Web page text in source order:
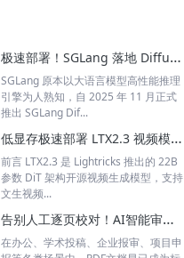
极速部署！SGLang 落地 Diffusers 图像生成模型全教程
SGLang 原本以大语言模型高性能推理
引擎为人熟知，自 2025 年 11 月正式
推出 SGLang Dif...
低显存极速部署 LTX2.3 视频模型｜BBuf ltx23-modelopt-fp8-sglang-transformer 完整解析
前言 LTX2.3 是 Lightricks 推出的 22B
参数 DiT 架构开源视频生成模型，支持
文生视频...
告别人工逐页校对！AI智能审稿系统，一站式搞定PDF文档合规审核
在办公、学术投稿、企业报审、项目申